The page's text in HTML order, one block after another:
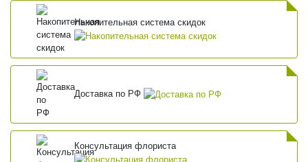
Накопительная система скидок
Доставка по РФ
Консультация флориста